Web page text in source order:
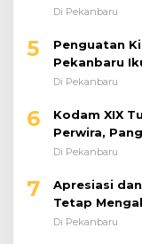
dengan Karya
Di Pekanbaru
5
Penguatan
Pekanbaru
Di Pekanbaru
6
Kodam XIX
Perwira,
Perkuat
Di Pekanbaru
7
Apresiasi
Tetap
Di Pekanbaru